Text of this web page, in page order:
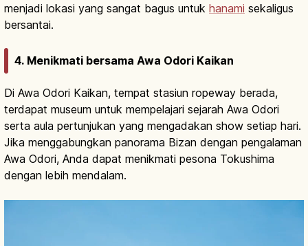
menjadi lokasi yang sangat bagus untuk hanami sekaligus
bersantai.
4. Menikmati bersama Awa Odori Kaikan
Di Awa Odori Kaikan, tempat stasiun ropeway berada,
terdapat museum untuk mempelajari sejarah Awa Odori
serta aula pertunjukan yang mengadakan show setiap hari.
Jika menggabungkan panorama Bizan dengan pengalaman
Awa Odori, Anda dapat menikmati pesona Tokushima
dengan lebih mendalam.